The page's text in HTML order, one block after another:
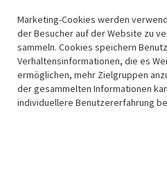
springen
Marketing-Cookies werden
der Besucher auf der Website zu
sammeln. Cookies speichern
Verhaltensinformationen, die es
ermöglichen, mehr Zielgruppen
der gesammelten Informationen
individuellere Benutzererfahrung